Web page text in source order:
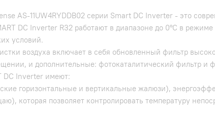
AS-11UW4RYDDB02 серии Smart DC Inverter - это
DC Inverter R32 работают в диапазоне до 0°С в
условий.
воздуха включает в себя обновленный фильтр
и дополнительные: фотокаталитический фильтр и
DC Inverter имеют:
горизонтальные и вертикальные жалюзи),
которая позволяет контролировать температуру